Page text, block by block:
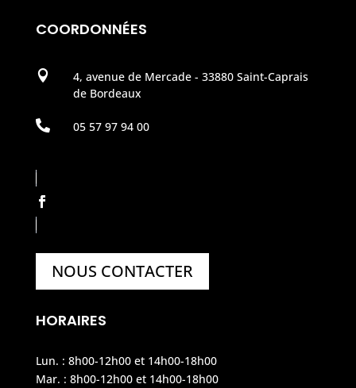
COORDONNÉES

4, avenue de Mercade - 33880 Saint-Caprais
de Bordeaux
 05 57 97 94 00
NOUS CONTACTER
HORAIRES
Lun. : 8h00-12h00 et 14h00-18h00
Mar. : 8h00-12h00 et 14h00-18h00